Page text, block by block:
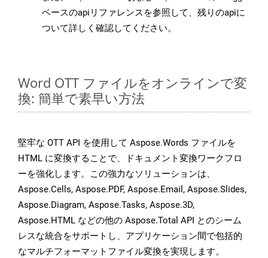
ベースのapiリファレンスを参照して、残りのapiに
ついて詳しく確認してください。
Word OTT ファイルをオンラインで変
換: 簡単で素早い方法
堅牢な OTT API を使用して Aspose.Words ファイルを
HTML に変換することで、ドキュメント変換ワークフロ
ーを強化します。この強力なソリューションは、
Aspose.Cells, Aspose.PDF, Aspose.Email, Aspose.Slides,
Aspose.Diagram, Aspose.Tasks, Aspose.3D,
Aspose.HTML などの他の Aspose.Total API とのシーム
レスな統合をサポートし、アプリケーション間で包括的
なマルチフォーマットファイル変換を実現します。